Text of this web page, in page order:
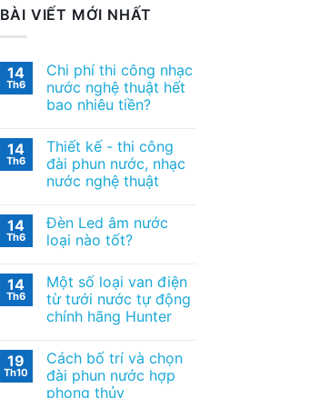
BÀI VIẾT MỚI NHẤT
14
Th6
Chi phí thi công nhạc
nước nghệ thuật hết
bao nhiêu tiền?
14
Th6
Thiết kế ​- thi công
đài phun nước, nhạc
nước nghệ thuật
14
Th6
Đèn Led âm nước
loại nào tốt?
14
Th6
Một số loại van điện
từ tưới nước tự động
chính hãng Hunter
19
Th10
Cách bố trí và chọn
đài phun nước hợp
phong thủy